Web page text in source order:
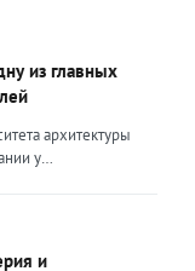
из главных
архитектуры
у
заметно
Наёмный
и